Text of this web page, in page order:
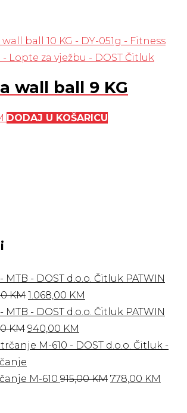
wall ball 9 KG
DODAJ U KOŠARICU
PATWIN
KM Izvorna
cijena
bila
je:
1.068,00 KM
cijena
1.068,00 KM.
PATWIN
KM Izvorna
cijena
je:
940,00 KM
cijena
940,00 KM.
M-610 915,00KM Izvorna
778,00 KM